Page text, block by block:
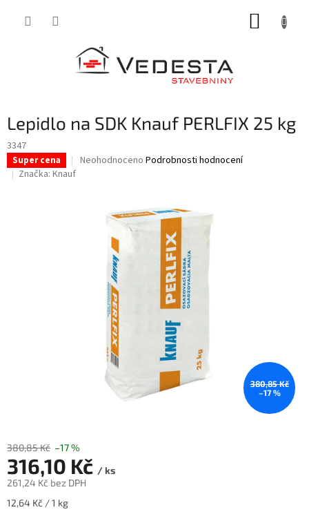
Lepidlo na SDK Knauf PERLFIX 25 kg
3347
Super cena
Průměrné
hvězdiček.
Neohodnoceno Podrobnosti hodnocení
Značka: Knauf
380,85 Kč
–17 %
380,85 Kč –17 %
316,10 Kč / ks
261,24 Kč bez DPH
Měrná
12,64 Kč / 1 kg